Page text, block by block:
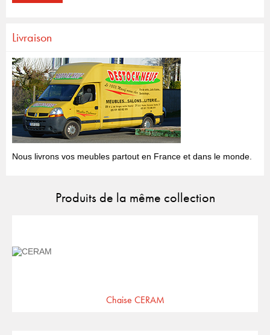
Livraison
Nous livrons vos meubles partout en France et dans le monde.
Produits de la même collection
Chaise CERAM